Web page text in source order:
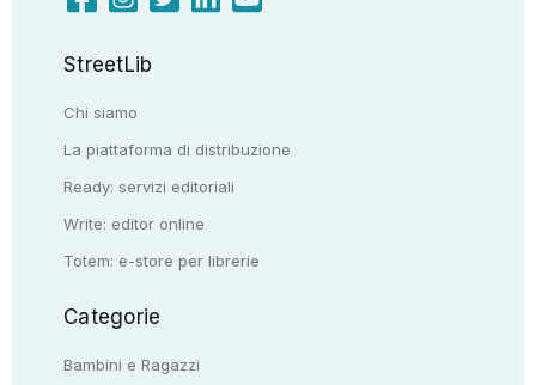
StreetLib
Chi siamo
La piattaforma di distribuzione
Ready: servizi editoriali
Write: editor online
Totem: e-store per librerie
Categorie
Bambini e Ragazzi